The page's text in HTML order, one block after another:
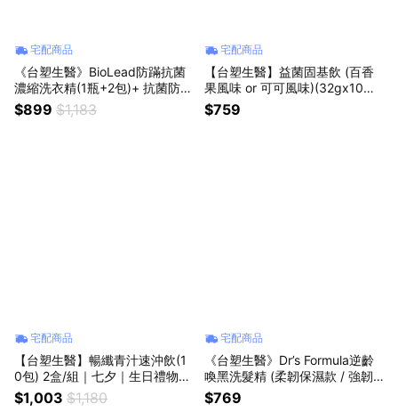
宅配商品
《台塑生醫》BioLead防蹣抗菌
濃縮洗衣精(1瓶+2包)+ 抗菌防護
噴霧255gx2入｜租屋族｜大學
生｜七夕｜生日禮物｜獅子座｜
$899 $1,183
宅配商品
【台塑生醫】益菌固基飲 (百香
果風味 or 可可風味)(32gx10包/
盒)｜七夕｜生日禮物｜獅子座｜
父親節｜勞動節｜保健｜女性｜
$759
宅配商品
【台塑生醫】暢纖青汁速沖飲(1
0包) 2盒/組｜七夕｜生日禮物｜
獅子座｜父親節｜保健｜女性｜
好朋友｜喜歡你｜暖心室友
$1,003 $1,180
宅配商品
《台塑生醫》Dr’s Formula逆齡
喚黑洗髮精 (柔韌保濕款 / 強韌
豐盈款 )580g任選2入組｜七夕
｜生日禮物｜獅子座｜父親節｜
$769